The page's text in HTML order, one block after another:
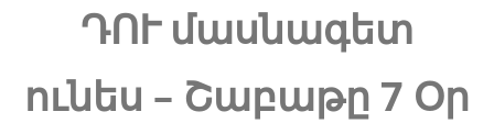
ԴՈՒ մասնագետ
ունես – Շաբաթը 7 Օր